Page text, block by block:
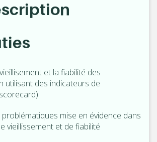
et la fiabilité des
utilisant des indicateurs de
problématiques mise en évidence dans
vieillissement et de fiabilité